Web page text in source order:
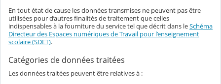
En tout état de cause les données transmises ne peuvent pas être
utilisées pour d’autres finalités de traitement que celles
indispensables à la fourniture du service tel que décrit dans leSchéma
Directeur des Espaces numériques de Travail pour l’enseignement
scolaire (SDET).
Catégories de données traitées
Les données traitées peuvent être relatives à :